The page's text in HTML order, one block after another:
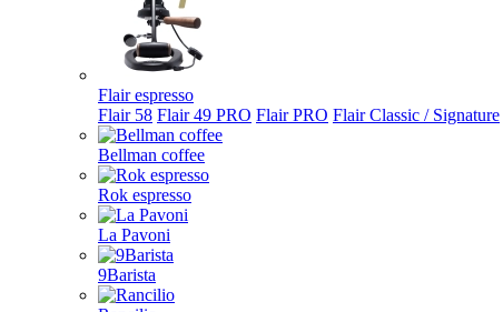
Flair espresso
Flair 58 Flair 49 PRO Flair PRO Flair Classic / Signature
Bellman coffee
Rok espresso
La Pavoni
9Barista